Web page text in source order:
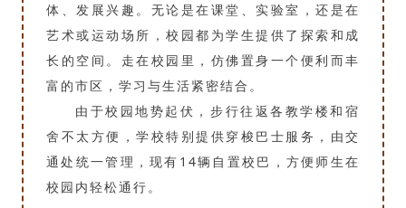
体、发展兴趣。无论是在课堂、实验室，还是在
艺术或运动场所，校园都为学生提供了探索和成
长的空间。走在校园里，仿佛置身一个便利而丰
富的市区，学习与生活紧密结合。
由于校园地势起伏，步行往返各教学楼和宿
舍不太方便，学校特别提供穿梭巴士服务，由交
通处统一管理，现有14辆自置校巴，方便师生在
校园内轻松通行。